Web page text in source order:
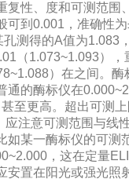
性、度和可测范围、
可到0.001，准确性
测得的A值为1.083
（1.073~1.093），
）在之间。酶
的酶标仪在
至更高。超出可测
注意可测范围与线
如某一酶标仪的可测
，这在定量
安置在阳光或强光照